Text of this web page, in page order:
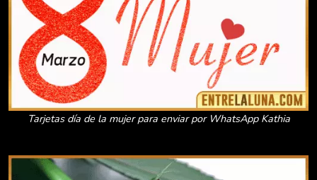
Tarjetas día de la mujer para enviar por WhatsApp Kathia